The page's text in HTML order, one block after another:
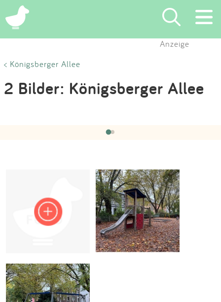
×
Eintragen
Partner
Kontakt
Impressum
Anmelden
Anzeige
< Königsberger Allee
2 Bilder: Königsberger Allee